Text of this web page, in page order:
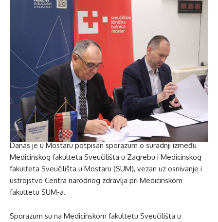
Danas je u Mostaru potpisan sporazum o suradnji između
Medicinskog fakulteta Sveučilišta u Zagrebu i Medicinskog
fakulteta Sveučilišta u Mostaru (SUM), vezan uz osnivanje i
ustrojstvo Centra narodnog zdravlja pri Medicinskom
fakultetu SUM-a.
Sporazum su na Medicinskom fakultetu Sveučilišta u